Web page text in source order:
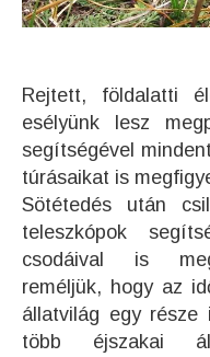
Rejtett, földalatti
esélyünk lesz
segítségével
túrásaikat is
Sötétedés után
teleszkópok
csodáival is
reméljük, hogy az
állatvilág egy része
több éjszakai